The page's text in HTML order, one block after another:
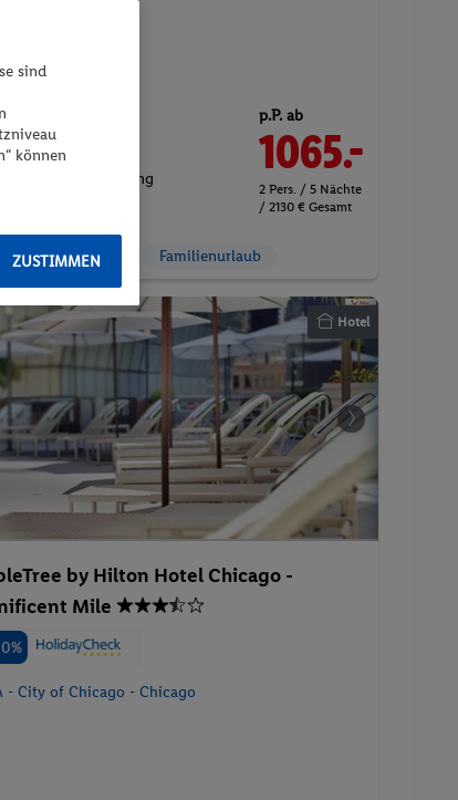
- 11.09.2026
Bed Standard
Ohne Verpflegung
p.P. ab
1065.-
2 Pers. / 5 Nächte
/ 2130 € Gesamt
Aktivurlaub Familienurlaub
Hotel
by Hilton Hotel Chicago -
Mile
- City of Chicago - Chicago
sind
können
ZUSTIMMEN